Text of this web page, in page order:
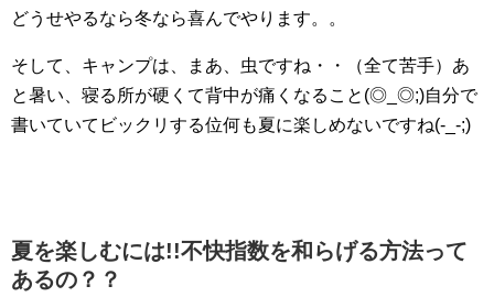
どうせやるなら冬なら喜んでやります。。
そして、キャンプは、まあ、虫ですね・・（全て苦手）あ
と暑い、寝る所が硬くて背中が痛くなること(◎_◎;)自分で
書いていてビックリする位何も夏に楽しめないですね(-_-;)
夏を楽しむには!!不快指数を和らげる方法って
あるの？？